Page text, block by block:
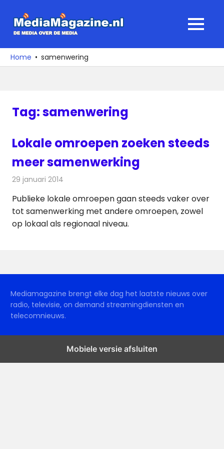
naar
media
over
MENU
Home samenwering
Tag:samenwering
Lokale omroepen zoeken steeds
meer samenwerking
29 januari 2014
Publieke lokale omroepen gaan steeds vaker over
tot samenwerking met andere omroepen, zowel
op lokaal als regionaal niveau.
Mediamagazine brengt elke dag het laatste nieuws over
radio, televisie, on demand streamingdiensten en
telecomnieuws.
Mobiele versie afsluiten